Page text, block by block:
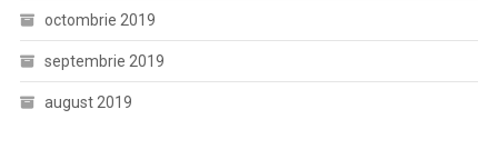
octombrie 2019
septembrie 2019
august 2019